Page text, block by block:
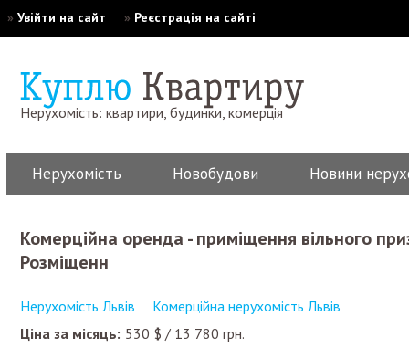
» Увійти на сайт » Реєстрація на сайті
Нерухомість: квартири, будинки, комерція
Нерухомість Новобудови Новини
комерційна оренда - приміщення вільного призначення, закритого типу.
Розміщенн
Нерухомість Львів
Комерційна нерухомість Львів
Ціна за місяць: 530 $ / 13 780 грн.